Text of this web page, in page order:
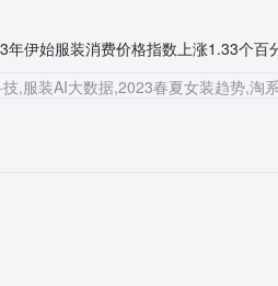
年伊始服装消费价格指数上涨1.33个百